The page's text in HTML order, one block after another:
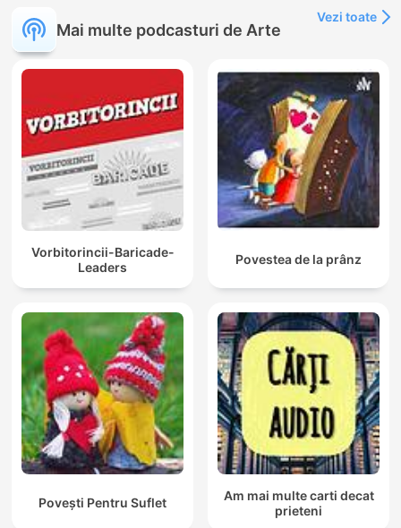
Mai multe podcasturi de Arte
Vezi toate
Vorbitorincii-Baricade-
Leaders
Povestea de la prânz
Povești Pentru Suflet
Am mai multe carti decat
prieteni